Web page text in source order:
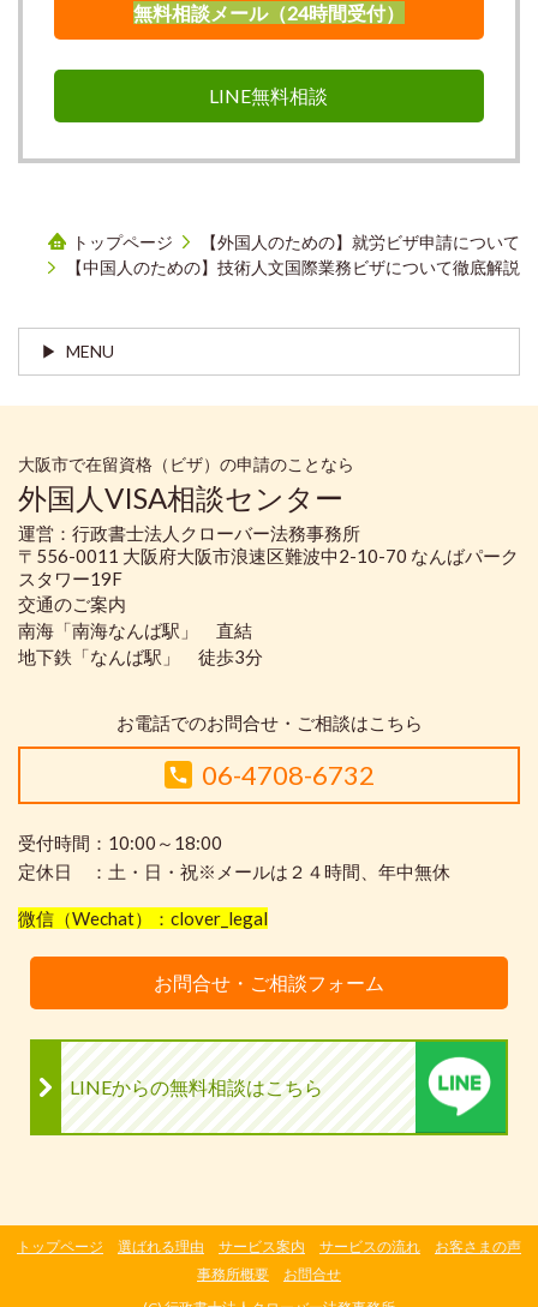
無料相談メール（24時間受付）
LINE無料相談
トップページ
【外国人のための】就労ビザ申請について
【中国人のための】技術人文国際業務ビザについて徹底解説
MENU
大阪市で在留資格（ビザ）の申請のことなら
外国人VISA相談センター
運営：行政書士法人クローバー法務事務所
〒556-0011 大阪府大阪市浪速区難波中2-10-70 なんばパーク
スタワー19F
交通のご案内
南海「南海なんば駅」 直結
地下鉄「なんば駅」 徒歩3分
お電話でのお問合せ・ご相談はこちら
06-4708-6732
受付時間：10:00～18:00
定休日 ：土・日・祝※メールは２４時間、年中無休
微信（Wechat）：clover_legal
お問合せ・ご相談フォーム
LINEからの無料相談はこちら
トップページ 選ばれる理由 サービス案内 サービスの流れ
お客さまの声
事務所概要
お問合せ